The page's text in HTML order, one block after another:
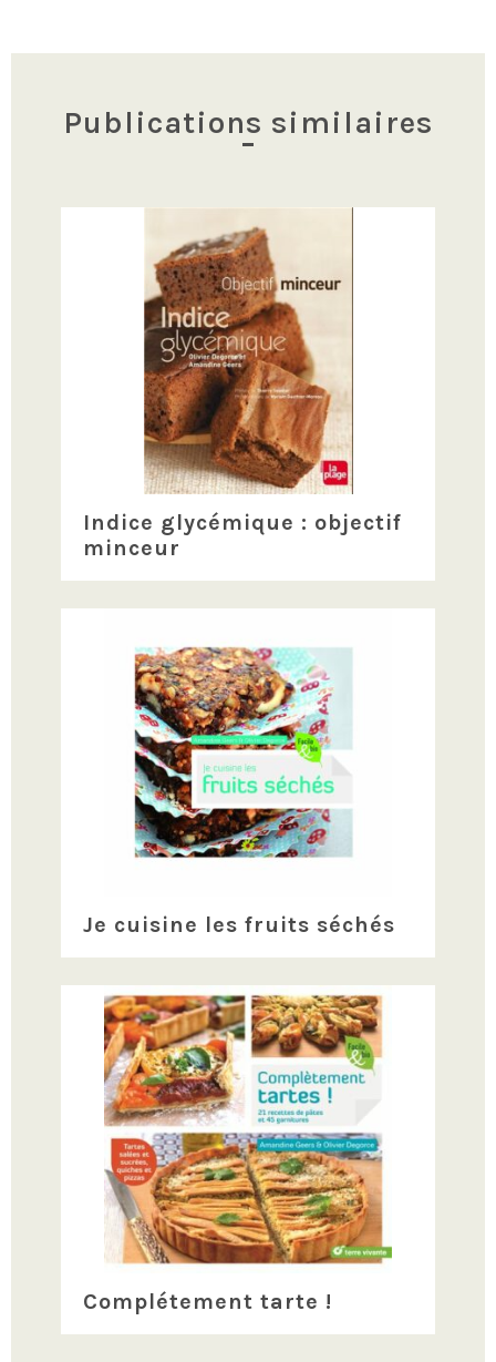
articles
Publications similaires
Indice glycémique : objectif
minceur
Je cuisine les fruits séchés
Complétement tarte !